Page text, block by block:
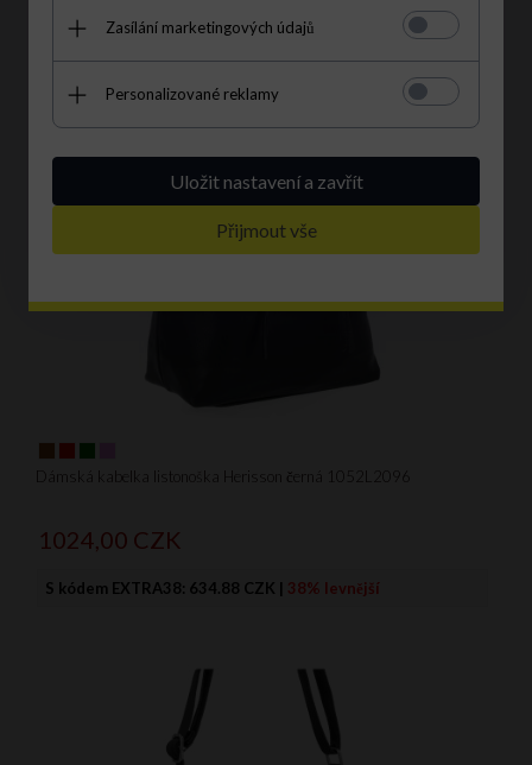
Dámská kabelka listonoška Herisson černá 1052L2096
1024,00 CZK
S kódem EXTRA38: 634.88 CZK | 38% levnější
Zasílání marketingových údajů
Personalizované reklamy
Uložit nastavení a zavřít
Přijmout vše